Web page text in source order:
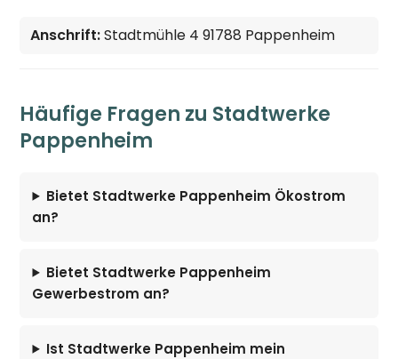
Anschrift:Stadtmühle 4 91788 Pappenheim
Häufige Fragen zu Stadtwerke
Pappenheim
Bietet Stadtwerke Pappenheim Ökostrom
an?
Bietet Stadtwerke Pappenheim
Gewerbestrom an?
Ist Stadtwerke Pappenheim mein